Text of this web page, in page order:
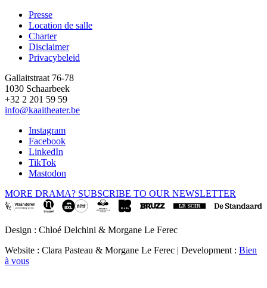
Footer
Presse
Location de salle
Charter
Disclaimer
Privacybeleid
Gallaitstraat 76-78
1030 Schaarbeek
+32 2 201 59 59
info@kaaitheater.be
Instagram
Facebook
LinkedIn
TikTok
Mastodon
MORE DRAMA? SUBSCRIBE TO OUR NEWSLETTER
Design : Chloé Delchini & Morgane Le Ferec
Website : Clara Pasteau & Morgane Le Ferec | Development : Bien
à vous